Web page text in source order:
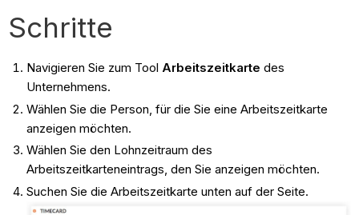
Schritte
Navigieren Sie zum Tool Arbeitszeitkarte des
Unternehmens.
Wählen Sie die Person, für die Sie eine Arbeitszeitkarte
anzeigen möchten.
Wählen Sie den Lohnzeitraum des
Arbeitszeitkarteneintrags, den Sie anzeigen möchten.
Suchen Sie die Arbeitszeitkarte unten auf der Seite.